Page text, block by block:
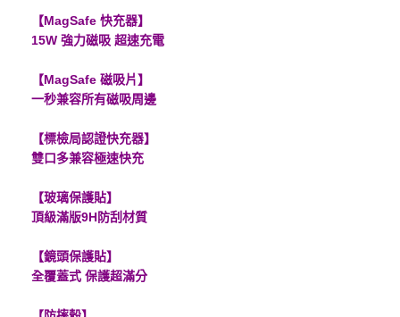
【MagSafe 快充器】
15W 強力磁吸 超速充電
【MagSafe 磁吸片】
一秒兼容所有磁吸周邊
【標檢局認證快充器】
雙口多兼容極速快充
【玻璃保護貼】
頂級滿版9H防刮材質
【鏡頭保護貼】
全覆蓋式 保護超滿分